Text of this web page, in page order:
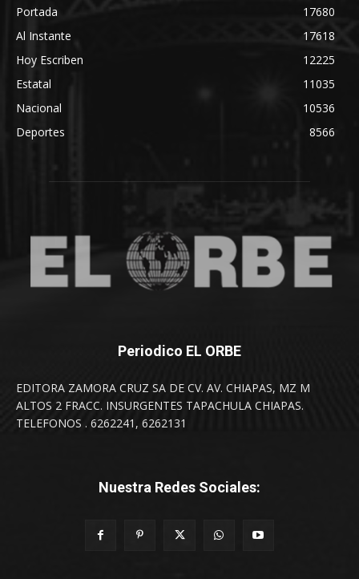
Portada
17680
Al Instante
17618
Hoy Escriben
12225
Estatal
11035
Nacional
10536
Deportes
8566
Periodico EL ORBE
EDITORA ZAMORA CRUZ SA DE CV. AV. CHIAPAS, MZ M
ALTOS 2 FRACC. INSURGENTES TAPACHULA CHIAPAS.
TELEFONOS . 6262241, 6262131
Nuestra Redes Sociales: